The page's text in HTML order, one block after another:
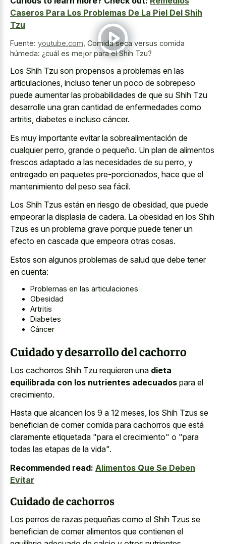
Caseros Para Los Problemas De La Piel Del Shih
Tzu
Fuente: youtube.com Comida seca versus comida
húmeda: ¿cuál es mejor para el Shih Tzu?
Los Shih Tzu son propensos a problemas en las
articulaciones, incluso tener un poco de sobrepeso
puede aumentar las probabilidades de que su Shih Tzu
desarrolle una gran cantidad de enfermedades como
artritis, diabetes e incluso cáncer.
Es muy importante evitar la sobrealimentación de
cualquier perro, grande o pequeño. Un plan de alimentos
frescos adaptado a las necesidades de su perro, y
entregado en paquetes pre-porcionados, hace que el
mantenimiento del peso sea fácil.
Los Shih Tzus están en riesgo de obesidad, que puede
empeorar la displasia de cadera. La obesidad en los Shih
Tzus es un problema grave porque puede tener un
efecto en cascada que empeora otras cosas.
Estos son algunos problemas de salud que debe tener
en cuenta:
Problemas en las articulaciones
Obesidad
Artritis
Diabetes
Cáncer
Cuidado y desarrollo del cachorro
Los cachorros Shih Tzu requieren una dieta
equilibrada con los nutrientes adecuados para el
crecimiento.
Hasta que alcancen los 9 a 12 meses, los Shih Tzus se
benefician de comer comida para cachorros que está
claramente etiquetada "para el crecimiento" o "para
todas las etapas de la vida".
Recommended read: Alimentos Que Se Deben
Evitar
Cuidado de cachorros
Los perros de razas pequeñas como el Shih Tzus se
benefician de comer alimentos que contienen el